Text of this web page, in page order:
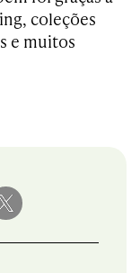
coleções
e muitos